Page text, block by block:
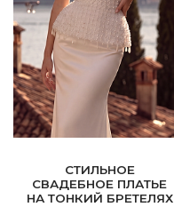
СТИЛЬНОЕ
СВАДЕБНОЕ ПЛАТЬЕ
НА ТОНКИЙ БРЕТЕЛЯХ